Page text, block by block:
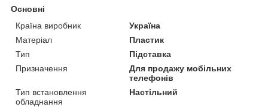
Основні
Країна виробник
Україна
Матеріал
Пластик
Тип
Підставка
Призначення
Для продажу мобільних
телефонів
Тип встановлення
обладнання
Настільний